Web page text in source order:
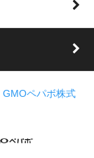
GMOペパボ株式